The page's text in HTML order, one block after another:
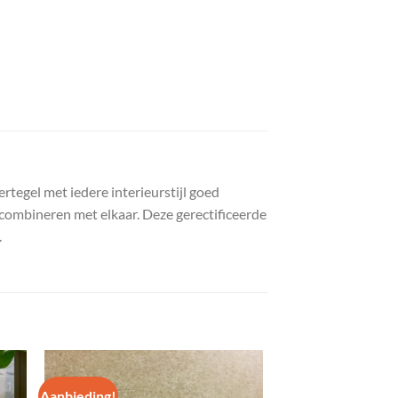
met iedere interieurstijl goed
met elkaar. Deze gerectificeerde